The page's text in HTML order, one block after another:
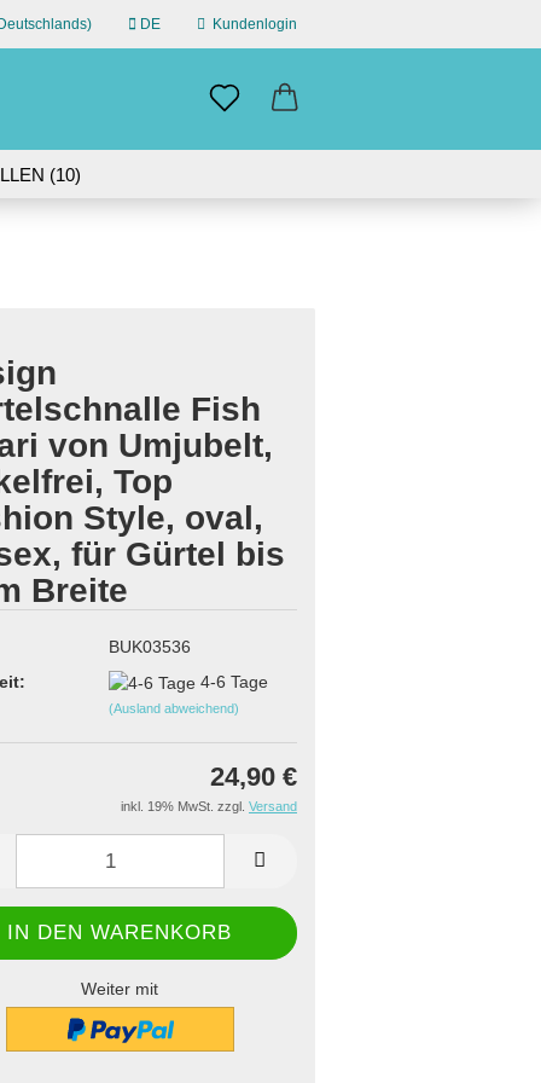
DE Kundenlogin
vergessen?
(10)
GERMANY | 30-DAY RETURN
Fish
von Umjubelt,
Top
Style, oval,
für Gürtel bis
Breite
BUK03536
4-6 Tage
(Ausland abweichend)
24,90 €
inkl. 19% MwSt. zzgl. Versand
Weiter mit